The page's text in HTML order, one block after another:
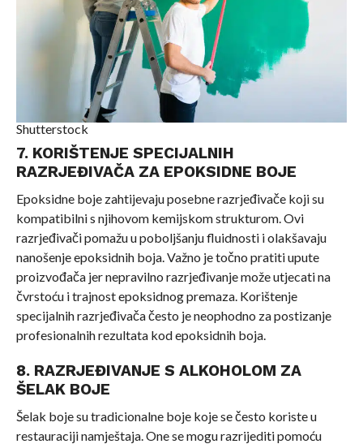
Shutterstock
7. KORIŠTENJE SPECIJALNIH
RAZRJEĐIVAČA ZA EPOKSIDNE BOJE
Epoksidne boje zahtijevaju posebne razrjeđivače koji su
kompatibilni s njihovom kemijskom strukturom. Ovi
razrjeđivači pomažu u poboljšanju fluidnosti i olakšavaju
nanošenje epoksidnih boja. Važno je točno pratiti upute
proizvođača jer nepravilno razrjeđivanje može utjecati na
čvrstoću i trajnost epoksidnog premaza. Korištenje
specijalnih razrjeđivača često je neophodno za postizanje
profesionalnih rezultata kod epoksidnih boja.
8. RAZRJEĐIVANJE S ALKOHOLOM ZA
ŠELAK BOJE
Šelak boje su tradicionalne boje koje se često koriste u
restauraciji namještaja. One se mogu razrijediti pomoću